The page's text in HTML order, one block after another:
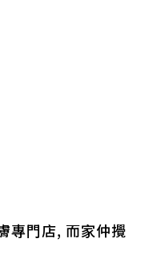
專門店, 而家仲攪